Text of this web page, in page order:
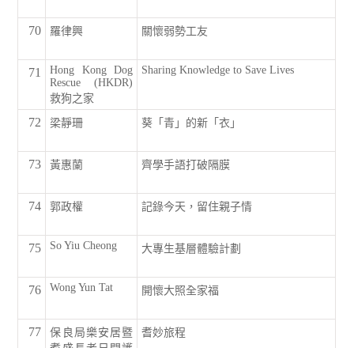
70 羅律興 關懷弱勢工友
71
Hong Kong Dog
Rescue (HKDR)
救狗之家
Sharing Knowledge to Save Lives
72 梁靜珊 葵「青」的新「衣」
73 黃惠蘭 齊學手語打破隔膜
74 郭政權 記錄今天，留住親子情
75 So Yiu Cheong 大專生基層體驗計劃
76 Wong Yun Tat 開懷大照全家福
77
保良局樂安居暨
耆妙旅程